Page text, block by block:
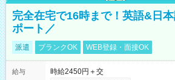
完全在宅で16時まで！英語&日
ポート／
派遣 ブランクOK WEB登録・面接OK
給与
時給2450円＋交